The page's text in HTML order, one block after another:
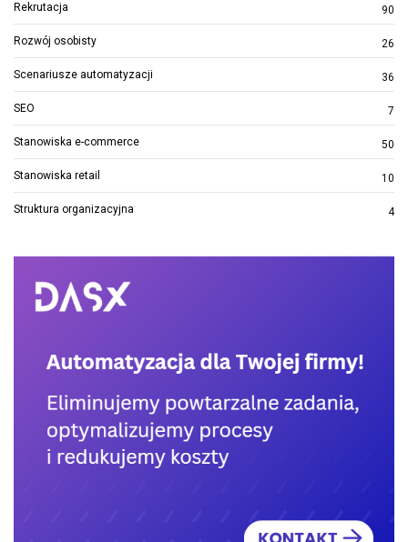
Rekrutacja 90
Rozwój osobisty 26
Scenariusze automatyzacji 36
SEO 7
Stanowiska e-commerce 50
Stanowiska retail 10
Struktura organizacyjna 4